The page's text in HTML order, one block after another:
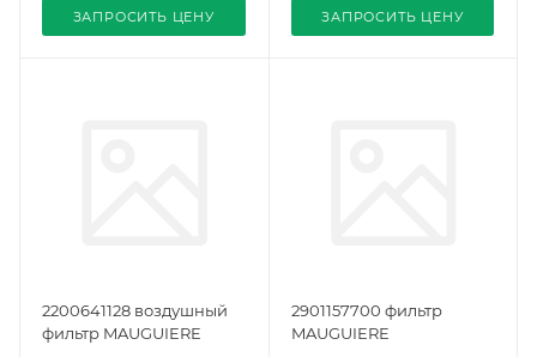
ЗАПРОСИТЬ ЦЕНУ ЗАПРОСИТЬ ЦЕНУ
2200641128 воздушный
фильтр MAUGUIERE
2901157700 фильтр
MAUGUIERE